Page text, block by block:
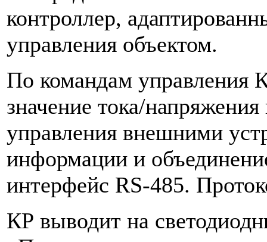
контроллер,
управления объектом.
По командам управления
значение тока/
управления внешними
информации и
интерфейс RS-485.
КР выводит на